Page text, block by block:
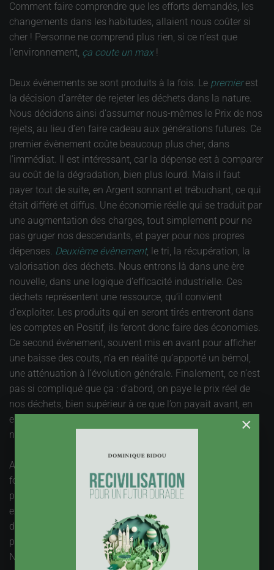
Comment faire comprendre que les efforts demandés, les
changements dans les habitudes, allaient nous coûter si
cher ! Personne ne comprend plus rien, si ce n’est que
l’environnement, ça coute un max!
Deux évènements se sont produits à la fois. Le premierest
la décision d’arrêter de rejeter les déchets dans la nature.
Nous décidons ainsi d’assumer nous-mêmes le Prix de nos
rejets, au lieu d’en faire cadeau aux générations futures. Ce
premier évènement coûte beaucoup plus cher, dans
l’immédiat. Il est intéressant, car la dépense est à comparer
au coût de la dégradation, bien plus lourd. Mais il faut
payer tout de suite, en Argent sonnant et trébuchant, ce qui
était différé et diffus. Une économie réelle qui se traduit par
une augmentation des charges, tout simplement pour ne
pas gruger nos descendants, et payer pour nos propres
dépenses. Deuxième évènement, le tri, la récupération, la
valorisation des déchets. Nous entrons là dans une ère
nouvelle, dans une logique d’efficacité industrielle. Ces
déchets représentent une ressource, qu’il convient
d’exploiter. Les produits qui en seront tirés entreront dans
les comptes en Positif, ils feront donc faire des économies.
Ce second évènement, souvent mis en avant pour afficher
une baisse des couts, n’a en réalité qu’apporté un bémol,
une atténuation à l’évolution générale. Finalement, ce n’est
pas si compliqué que ça : d’abord, on paye le prix réel de
nos déchets, bien supérieur à ce que l’on payait avant, en
ensuite, on essaye de maitriser ces coûts, pour éviter qu’ils
ne s’envolent vraiment.
Aujourd’hui, la Mer est source d’inquiétudes multiples. Son
formidable potentiel semble avoir été atteint par des
prélèvements inconsidérés, la destruction de milieux
exceptionnels, l’envoi régulier d’effluents pollués, des rejets
des Villes ou de l’industrie. Tout envoyer à la mer ne coûte
pas cher, ce seront les générations futures qui paieront.
Nous dégradons leur Capital, au moment où la population
×